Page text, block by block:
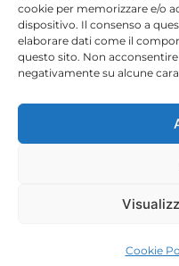
cookie per memorizzare e/o
dispositivo. Il consenso a
elaborare dati come il
questo sito. Non
negativamente su alcune
Cookie
C.F.-P.I.
Privacy Policy–